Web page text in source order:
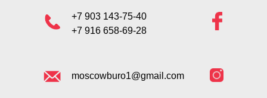
+7 903 143-75-40
+7 916 658-69-28
moscowburo1@gmail.com